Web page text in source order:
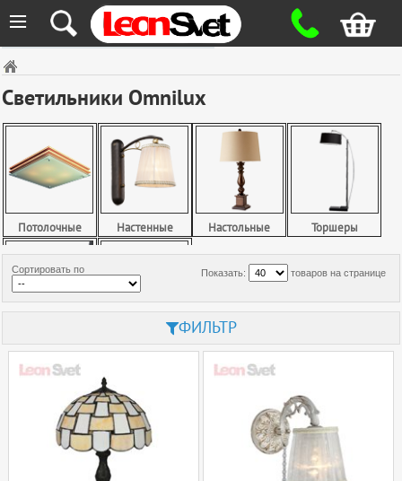
≡
Светильники Omnilux
Потолочные Настенные Настольные Торшеры
Споты Точечные
Сортировать по Показать: товаров на странице
ФИЛЬТР